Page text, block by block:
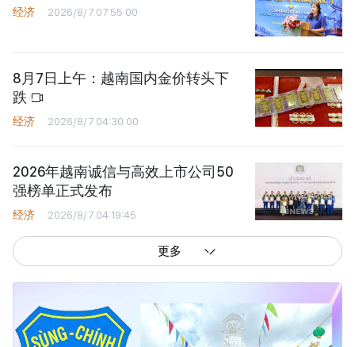
经济 2026/8/7 07:55:00
8月7日上午：越南国内金价转头下
跌
经济 2026/8/7 04:30:00
2026年越南诚信与高效上市公司50
强榜单正式发布
经济 2026/8/7 04:19:45
更多